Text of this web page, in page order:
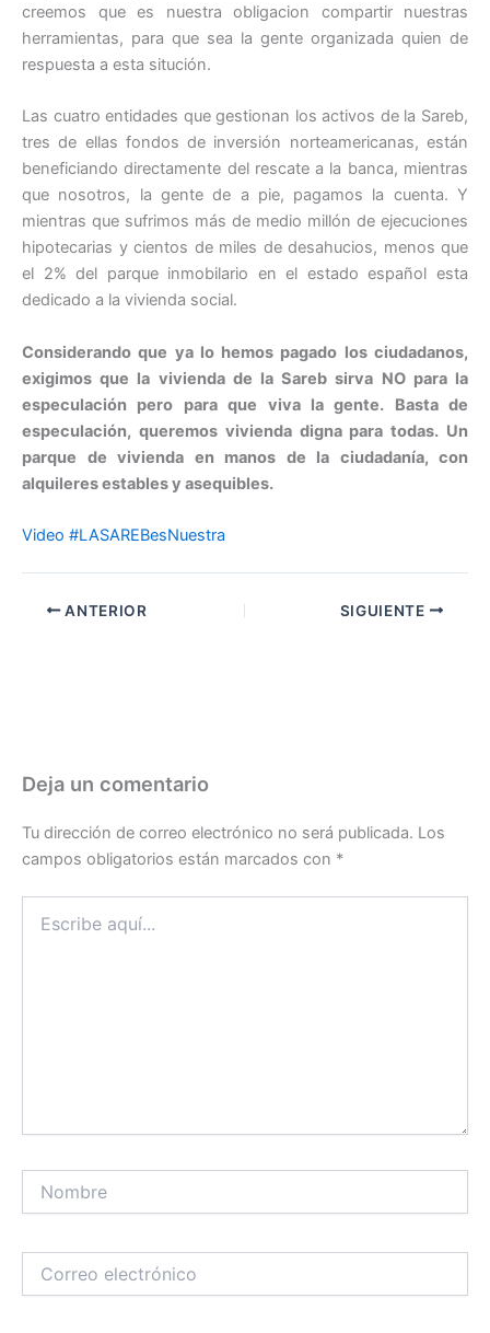
creemos que es nuestra obligacion compartir nuestras
herramientas, para que sea la gente organizada quien de
respuesta a esta situción.
Las cuatro entidades que gestionan los activos de la Sareb,
tres de ellas fondos de inversión norteamericanas, están
beneficiando directamente del rescate a la banca, mientras
que nosotros, la gente de a pie, pagamos la cuenta. Y
mientras que sufrimos más de medio millón de ejecuciones
hipotecarias y cientos de miles de desahucios, menos que
el 2% del parque inmobilario en el estado español esta
dedicado a la vivienda social.
Considerando que ya lo hemos pagado los ciudadanos,
exigimos que la vivienda de la Sareb sirva NO para la
especulación pero para que viva la gente. Basta de
especulación, queremos vivienda digna para todas. Un
parque de vivienda en manos de la ciudadanía, con
alquileres estables y asequibles.
Video #LASAREBesNuestra
ANTERIOR SIGUIENTE
Deja un comentario
Tu dirección de correo electrónico no será publicada. Los
campos obligatorios están marcados con *
aquí...
electrónico